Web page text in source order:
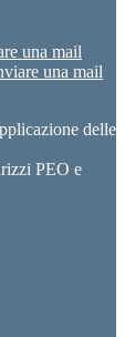
una mail
una mail
delle
PEO e